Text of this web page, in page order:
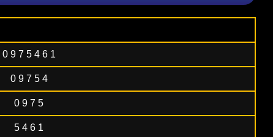
0 9 7 5 4 6 1
0 9 7 5 4
0 9 7 5
5 4 6 1